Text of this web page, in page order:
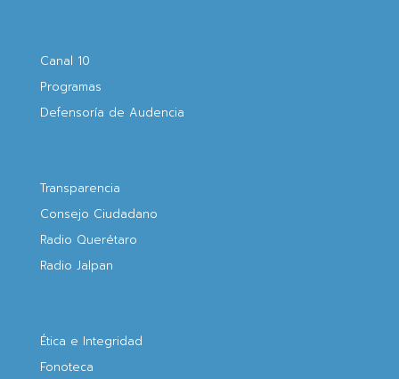
Canal 10
Programas
Defensoría de Audencia
Transparencia
Consejo Ciudadano
Radio Querétaro
Radio Jalpan
Ética e Integridad
Fonoteca